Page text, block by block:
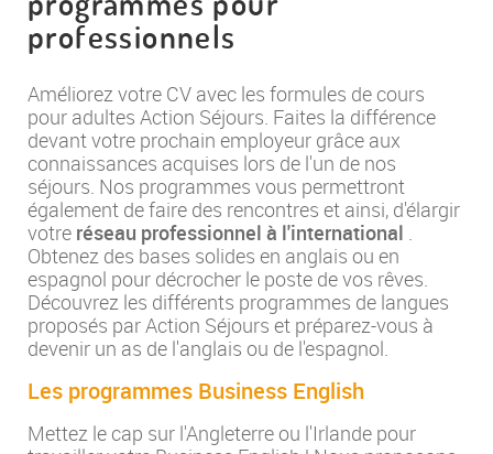
professionnels
Améliorez votre CV avec les formules de cours
pour adultes Action Séjours. Faites la différence
devant votre prochain employeur grâce aux
connaissances acquises lors de l'un de nos
séjours. Nos programmes vous permettront
également de faire des rencontres et ainsi, d'élargir
votre réseau professionnel à l'international .
Obtenez des bases solides en anglais ou en
espagnol pour décrocher le poste de vos rêves.
Découvrez les différents programmes de langues
proposés par Action Séjours et préparez-vous à
devenir un as de l'anglais ou de l'espagnol.
Les programmes Business English
Mettez le cap sur l'Angleterre ou l'Irlande pour